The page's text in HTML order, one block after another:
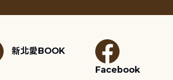
新北愛BOOK
Facebook